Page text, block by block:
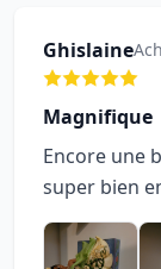
Ghislaine
Magnifique
Encore une
super bien